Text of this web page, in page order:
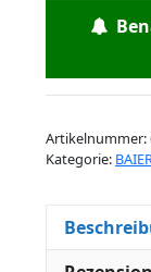
Artikelnummer:
Kategorie: